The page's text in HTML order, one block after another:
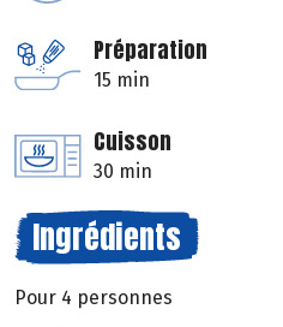
Préparation
15 min
Cuisson
30 min
Ingrédients
Pour 4 personnes